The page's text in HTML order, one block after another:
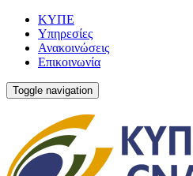
ΚΥΠΕ
Υπηρεσίες
Ανακοινώσεις
Επικοινωνία
Toggle navigation